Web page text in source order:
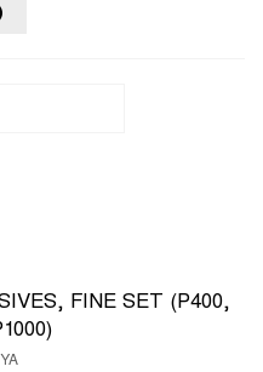
FINE SET (P400,